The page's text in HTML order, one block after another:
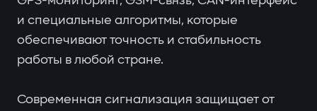
и специальные алгоритмы, которые
обеспечивают точность и стабильность
работы в любой стране.
Современная сигнализация защищает от